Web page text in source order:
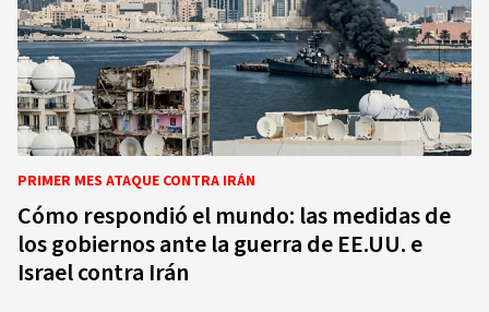
PRIMER MES ATAQUE CONTRA IRÁN
Cómo respondió el mundo: las medidas de
los gobiernos ante la guerra de EE.UU. e
Israel contra Irán